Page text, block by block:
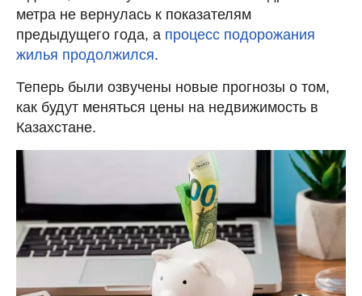
метра не вернулась к показателям
предыдущего года, а процесс подорожания
жилья продолжился.
Теперь были озвучены новые прогнозы о том,
как будут меняться цены на недвижимость в
Казахстане.